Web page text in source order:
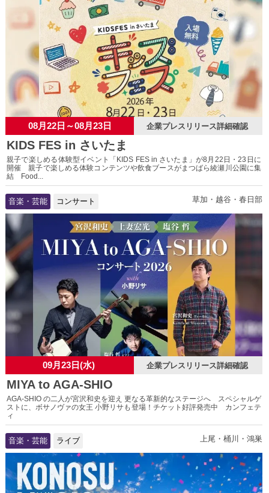
08月22日～08月23日 企業プレスリリース詳細確認
KIDS FES in さいたま
親子で楽しめる体験型イベント「KIDS FES in さいたま」が8月22日・23日に
開催 親子で楽しめる体験コンテンツや飲食ブースがまつばら綾瀬川公園に集
結 Food...
音楽・芸能 コンサート 草加・越谷・春日部
09月23日(水) 企業プレスリリース詳細確認
MIYA to AGA-SHIO
AGA-SHIO の二人が宮沢和史を迎え 更なる革新的なステージへ スペシャルゲ
ストに、ボサノヴァの女王 小野リサも登場！チケット好評発売中 カンフェテ
ィ
音楽・芸能 ライブ 上尾・桶川・鴻巣